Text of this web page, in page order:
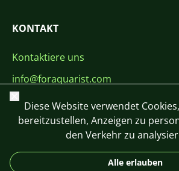
KONTAKT
Kontaktiere uns
info@foraquarist.com
+420 603 449 602
Schließen
Diese Website verwendet
bereitzustellen, Anzeigen zu
den Verkehr zu
Alle erlauben